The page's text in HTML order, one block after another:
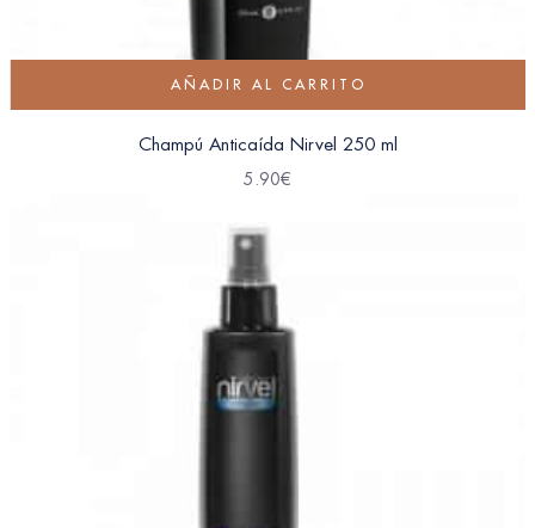
AÑADIR AL CARRITO
Champú Anticaída Nirvel 250 ml
5.90€